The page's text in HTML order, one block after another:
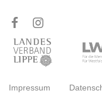
Impressum